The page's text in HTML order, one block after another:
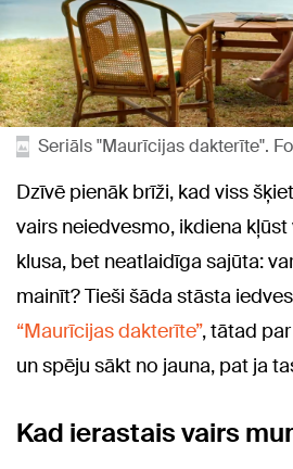
Seriāls "Maurīcijas dakterīte".
Dzīvē pienāk brīži, kad viss
vairs neiedvesmo, ikdiena
klusa, bet neatlaidīga sajūta:
mainīt? Tieši šāda stāsta
“Maurīcijas dakterīte”, tātad
un spēju sākt no jauna, pat ja
Kad ierastais vairs